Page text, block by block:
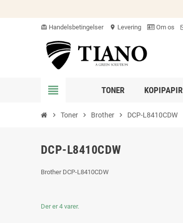
card_giftcard Handelsbetingelser location_on Levering Om os
view_headline TONER KOPIPAPIR
chevron_right Toner chevron_right Brother chevron_right DCP-L8410CDW
DCP-L8410CDW
Brother DCP-L8410CDW
Der er 4 varer.